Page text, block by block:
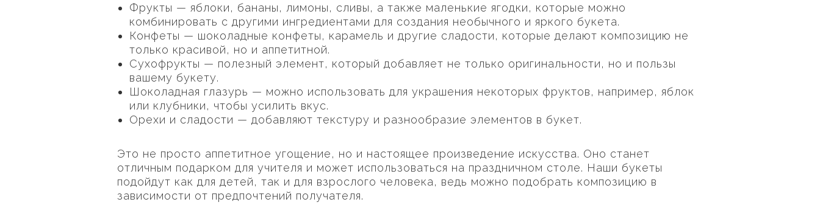
Фрукты — яблоки, бананы, лимоны, сливы, а также маленькие ягодки, которые можно
комбинировать с другими ингредиентами для создания необычного и яркого букета.
Конфеты — шоколадные конфеты, карамель и другие сладости, которые делают композицию не
только красивой, но и аппетитной.
Сухофрукты — полезный элемент, который добавляет не только оригинальности, но и пользы
вашему букету.
Шоколадная глазурь — можно использовать для украшения некоторых фруктов, например, яблок
или клубники, чтобы усилить вкус.
Орехи и сладости — добавляют текстуру и разнообразие элементов в букет.
Это не просто аппетитное угощение, но и настоящее произведение искусства. Оно станет
отличным подарком для учителя и может использоваться на праздничном столе. Наши букеты
подойдут как для детей, так и для взрослого человека, ведь можно подобрать композицию в
зависимости от предпочтений получателя.